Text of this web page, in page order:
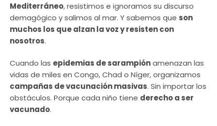
Mediterráneo, resistimos e ignoramos su discurso
demagógico y salimos al mar. Y sabemos que son
muchos los que alzan la voz y resisten con
nosotros.
Cuando las epidemias de sarampiónamenazan las
vidas de miles en Congo, Chad o Níger, organizamos
campañas de vacunación masivas. Sin importar los
obstáculos. Porque cada niño tiene derecho a ser
vacunado.